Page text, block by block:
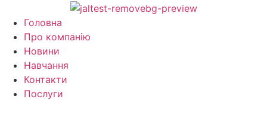
вмісту
Головна
Про компанію
Новини
Навчання
Контакти
Послуги